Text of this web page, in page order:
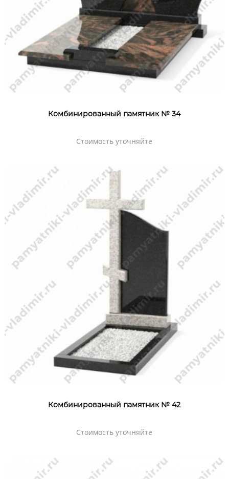
Комбинированный памятник № 34
Стоимость уточняйте
Комбинированный памятник № 42
Стоимость уточняйте